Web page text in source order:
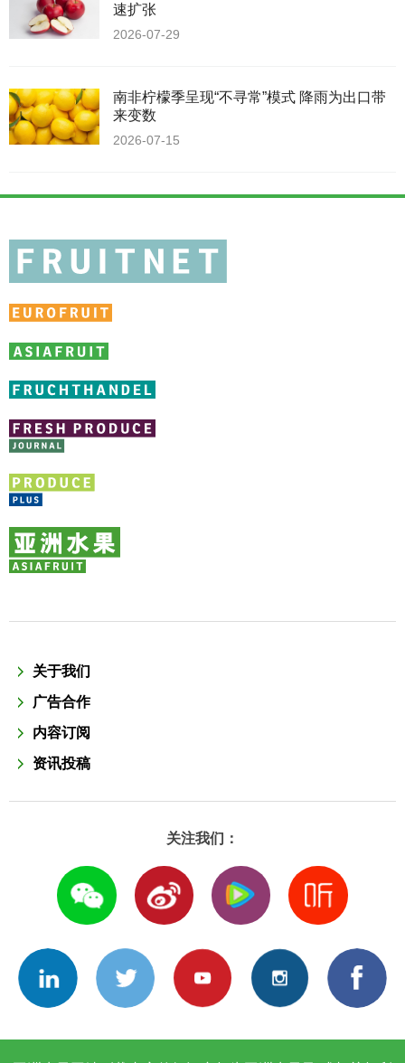
速扩张
2026-07-29
南非柠檬季呈现“不寻常”模式 降雨为出口带
来变数
2026-07-15
关于我们
广告合作
内容订阅
资讯投稿
关注我们：